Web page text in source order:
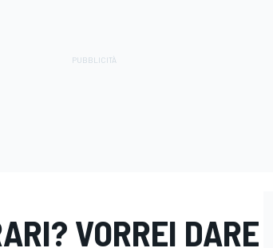
VORREI DARE